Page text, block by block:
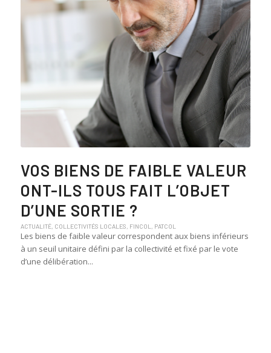
VOS BIENS DE FAIBLE VALEUR
ONT-ILS TOUS FAIT L’OBJET
D’UNE SORTIE ?
ACTUALITÉ, COLLECTIVITÉS LOCALES, FINCOL, PATCOL
Les biens de faible valeur correspondent aux biens inférieurs
à un seuil unitaire défini par la collectivité et fixé par le vote
d’une délibération...